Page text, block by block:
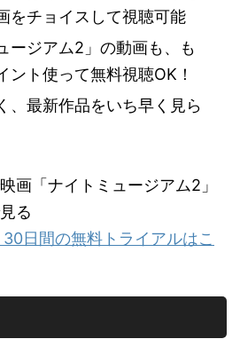
をチョイスして視聴可能
ージアム2」の動画も、も
ント使って無料視聴OK！
、最新作品をいち早く見ら
画「ナイトミュージアム2」
る
日間の無料トライアルはこ